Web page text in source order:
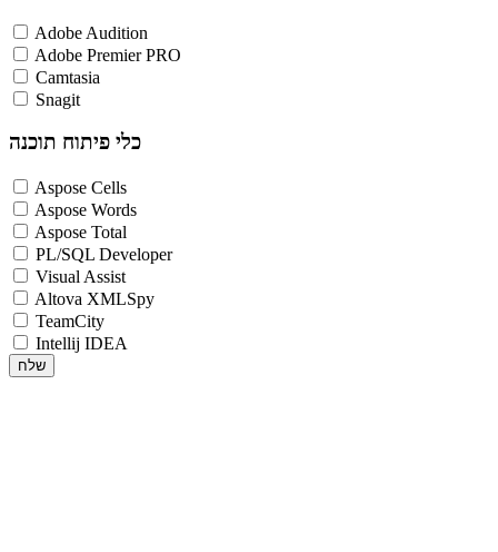
Adobe Audition
Adobe Premier PRO
Camtasia
Snagit
כלי פיתוח תוכנה
Aspose Cells
Aspose Words
Aspose Total
PL/SQL Developer
Visual Assist
Altova XMLSpy
TeamCity
Intellij IDEA